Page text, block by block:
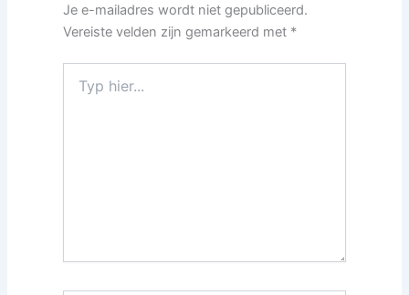
Je e-mailadres wordt niet gepubliceerd.
Vereiste velden zijn gemarkeerd met *
hier...